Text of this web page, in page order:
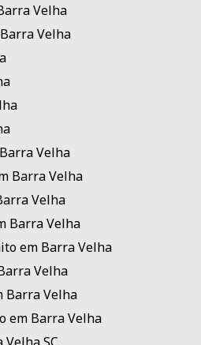
Velha
Velha
Velha
Barra Velha
Velha
Barra Velha
em Barra Velha
Velha
Barra Velha
em Barra Velha